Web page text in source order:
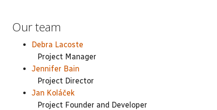
Our team
Debra Lacoste
Project Manager
Jennifer Bain
Project Director
Jan Koláček
Project Founder and Developer